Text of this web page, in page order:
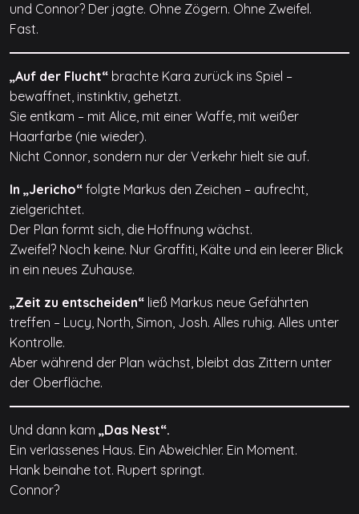
und Connor? Der jagte. Ohne Zögern. Ohne Zweifel.
Fast.
„Auf der Flucht“ brachte Kara zurück ins Spiel –
bewaffnet, instinktiv, gehetzt.
Sie entkam – mit Alice, mit einer Waffe, mit weißer
Haarfarbe (nie wieder).
Nicht Connor, sondern nur der Verkehr hielt sie auf.
In „Jericho“ folgte Markus den Zeichen – aufrecht,
zielgerichtet.
Der Plan formt sich, die Hoffnung wächst.
Zweifel? Noch keine. Nur Graffiti, Kälte und ein leerer Blick
in ein neues Zuhause.
„Zeit zu entscheiden“ ließ Markus neue Gefährten
treffen – Lucy, North, Simon, Josh. Alles ruhig. Alles unter
Kontrolle.
Aber während der Plan wächst, bleibt das Zittern unter
der Oberfläche.
Und dann kam „Das Nest“.
Ein verlassenes Haus. Ein Abweichler. Ein Moment.
Hank beinahe tot. Rupert springt.
Connor?